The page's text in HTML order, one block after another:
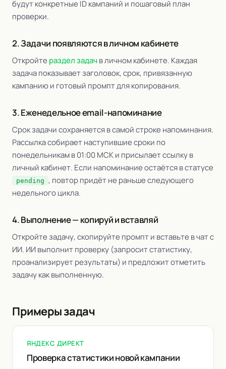
будут конкретные ID кампаний и пошаговый план
проверки.
2. Задачи появляются в личном кабинете
Откройте раздел задачв личном кабинете. Каждая
задача показывает заголовок, срок, привязанную
кампанию и готовый промпт для копирования.
3. Еженедельное email-напоминание
Срок задачи сохраняется в самой строке напоминания.
Рассылка собирает наступившие сроки по
понедельникам в 01:00 МСК и присылает ссылку в
личный кабинет. Если напоминание остаётся в статусе
pending
, повтор придёт не раньше следующего
недельного цикла.
4. Выполнение — копируй и вставляй
Откройте задачу, скопируйте промпт и вставьте в чат с
ИИ. ИИ выполнит проверку (запросит статистику,
проанализирует результаты) и предложит отметить
задачу как выполненную.
Примеры задач
ЯНДЕКС ДИРЕКТ
Проверка статистики новой кампании